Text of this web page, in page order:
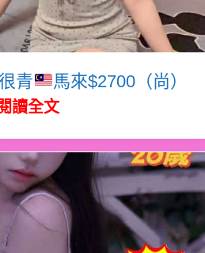
青 馬來$2700（尚）
閱讀全文